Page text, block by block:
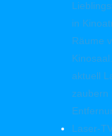
in
Räume
aktuell
zaubern
Laser-